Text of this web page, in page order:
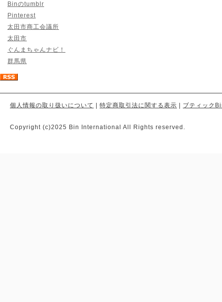
Binのtumblr
Pinterest
太田市商工会議所
太田市
ぐんまちゃんナビ！
群馬県
個人情報の取り扱いについて 特定商取引法に関する表示 ブティック
Copyright (c)2025 Bin International All Rights reserved.